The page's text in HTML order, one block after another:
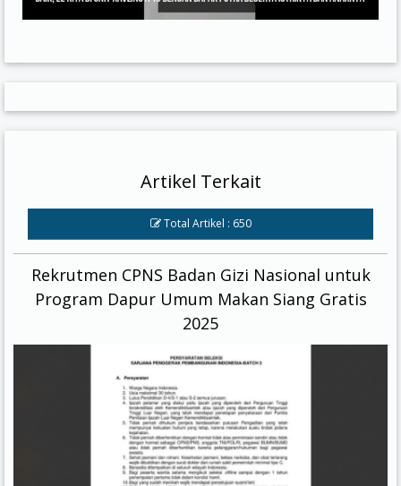
Artikel Terkait
Total Artikel : 650
Rekrutmen CPNS Badan Gizi Nasional untuk
Program Dapur Umum Makan Siang Gratis
2025